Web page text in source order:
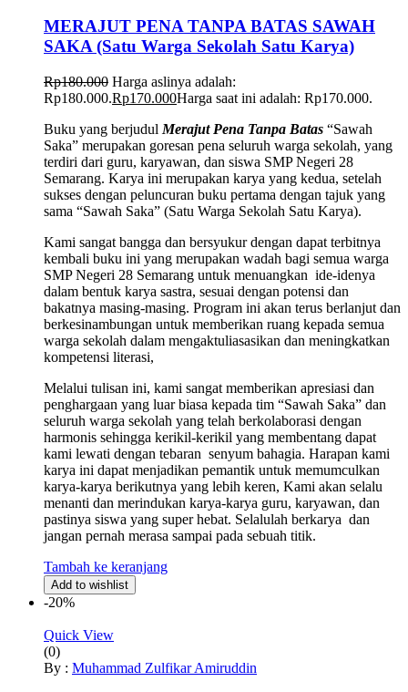
MERAJUT PENA TANPA BATAS SAWAH
SAKA (Satu Warga Sekolah Satu Karya)
Rp180.000 Harga aslinya adalah:
Rp180.000.Rp170.000Harga saat ini adalah: Rp170.000.
Buku yang berjudul Merajut Pena Tanpa Batas “Sawah
Saka” merupakan goresan pena seluruh warga sekolah, yang
terdiri dari guru, karyawan, dan siswa SMP Negeri 28
Semarang. Karya ini merupakan karya yang kedua, setelah
sukses dengan peluncuran buku pertama dengan tajuk yang
sama “Sawah Saka” (Satu Warga Sekolah Satu Karya).
Kami sangat bangga dan bersyukur dengan dapat terbitnya
kembali buku ini yang merupakan wadah bagi semua warga
SMP Negeri 28 Semarang untuk menuangkan ide-idenya
dalam bentuk karya sastra, sesuai dengan potensi dan
bakatnya masing-masing. Program ini akan terus berlanjut dan
berkesinambungan untuk memberikan ruang kepada semua
warga sekolah dalam mengaktuliasasikan dan meningkatkan
kompetensi literasi,
Melalui tulisan ini, kami sangat memberikan apresiasi dan
penghargaan yang luar biasa kepada tim “Sawah Saka” dan
seluruh warga sekolah yang telah berkolaborasi dengan
harmonis sehingga kerikil-kerikil yang membentang dapat
kami lewati dengan tebaran senyum bahagia. Harapan kami
karya ini dapat menjadikan pemantik untuk memumculkan
karya-karya berikutnya yang lebih keren, Kami akan selalu
menanti dan merindukan karya-karya guru, karyawan, dan
pastinya siswa yang super hebat. Selalulah berkarya dan
jangan pernah merasa sampai pada sebuah titik.
Tambah ke keranjang
Add to wishlist
-20%
Quick View
(0)
By : Muhammad Zulfikar Amiruddin